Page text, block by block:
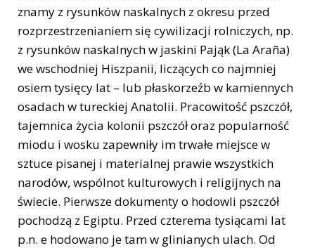
znamy z rysunków naskalnych z okresu przed
rozprzestrzenianiem się cywilizacji rolniczych, np.
z rysunków naskalnych w jaskini Pająk (La Araña)
we wschodniej Hiszpanii, liczących co najmniej
osiem tysięcy lat – lub płaskorzeźb w kamiennych
osadach w tureckiej Anatolii. Pracowitość pszczół,
tajemnica życia kolonii pszczół oraz popularność
miodu i wosku zapewniły im trwałe miejsce w
sztuce pisanej i materialnej prawie wszystkich
narodów, wspólnot kulturowych i religijnych na
świecie. Pierwsze dokumenty o hodowli pszczół
pochodzą z Egiptu. Przed czterema tysiącami lat
p.n. e hodowano je tam w glinianych ulach. Od